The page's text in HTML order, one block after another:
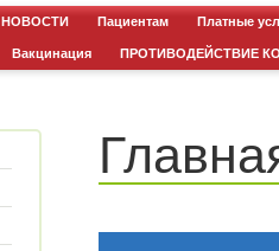
НОВОСТИ Пациентам Платные
Вакцинация ПРОТИВОДЕЙСТВИЕ